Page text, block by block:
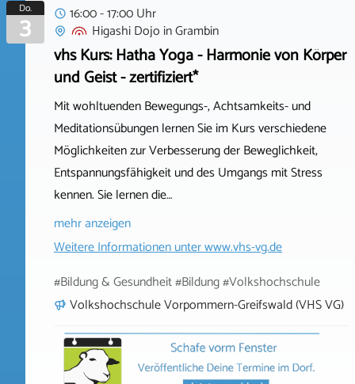
Do.
3
16:00 - 17:00 Uhr
Higashi Dojo inGrambin
vhs Kurs: Hatha Yoga - Harmonie von Körper
und Geist - zertifiziert*
Mit wohltuenden Bewegungs-, Achtsamkeits- und
Meditationsübungen lernen Sie im Kurs verschiedene
Möglichkeiten zur Verbesserung der Beweglichkeit,
Entspannungsfähigkeit und des Umgangs mit Stress
kennen. Sie lernen die…
mehr anzeigen
Weitere Informationen unterwww.vhs-vg.de
#Bildung & Gesundheit #Bildung #Volkshochschule
Volkshochschule Vorpommern-Greifswald (VHS VG)